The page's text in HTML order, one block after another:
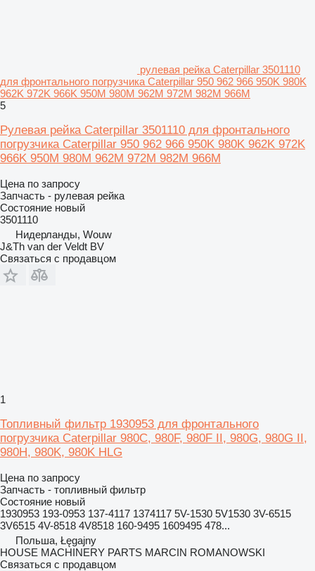
рулевая рейка Caterpillar 3501110
для фронтального погрузчика Caterpillar 950 962 966 950K 980K
962K 972K 966K 950M 980M 962M 972M 982M 966M
5
Рулевая рейка Caterpillar 3501110 для фронтального
погрузчика Caterpillar 950 962 966 950K 980K 962K 972K
966K 950M 980M 962M 972M 982M 966M
Цена по запросу
Запчасть - рулевая рейка
Состояние новый
3501110
Нидерланды, Wouw
J&Th van der Veldt BV
Связаться с продавцом
1
Топливный фильтр 1930953 для фронтального
погрузчика Caterpillar 980C, 980F, 980F II, 980G, 980G II,
980H, 980K, 980K HLG
Цена по запросу
Запчасть - топливный фильтр
Состояние новый
1930953 193-0953 137-4117 1374117 5V-1530 5V1530 3V-6515
3V6515 4V-8518 4V8518 160-9495 1609495 478...
Польша, Łęgajny
HOUSE MACHINERY PARTS MARCIN ROMANOWSKI
Связаться с продавцом